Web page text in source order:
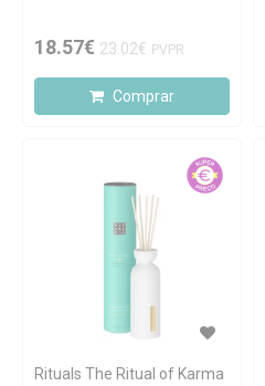
18.57€ 23.02€ PVPR
Comprar
Rituals The Ritual of Karma